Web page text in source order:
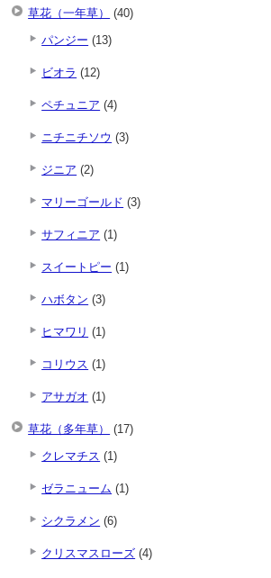
草花（一年草）
(40)
パンジー (13)
ビオラ (12)
ペチュニア (4)
ニチニチソウ (3)
ジニア (2)
マリーゴールド (3)
サフィニア (1)
スイートピー (1)
ハボタン (3)
ヒマワリ (1)
コリウス (1)
アサガオ (1)
草花（多年草）
(17)
クレマチス (1)
ゼラニューム (1)
シクラメン (6)
クリスマスローズ (4)